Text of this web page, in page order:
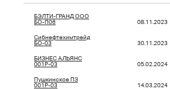
БЭЛТИ-ГРАНД ООО
БО-П06
08.11.2023
Сибнефтехимтрейд
БО-03
30.11.2023
БИЗНЕС АЛЬЯНС
001P-03
05.02.2024
Пушкинское ПЗ
001Р-03
14.03.2024